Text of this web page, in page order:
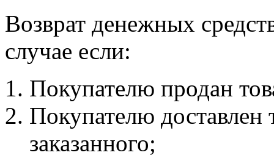
Возврат денежных
случае если:
Покупателю продан
Покупателю доставлен
заказанного;